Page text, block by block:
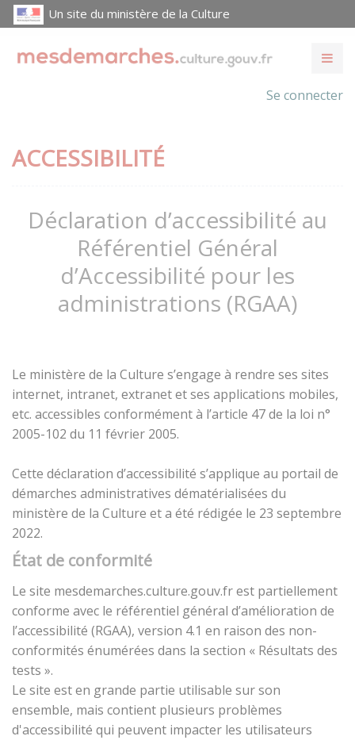
Un site du ministère de la Culture
Se connecter
ACCESSIBILITÉ
Déclaration d’accessibilité au
Référentiel Général
d’Accessibilité pour les
administrations (RGAA)
Le ministère de la Culture s’engage à rendre ses sites
internet, intranet, extranet et ses applications mobiles,
etc. accessibles conformément à l’article 47 de la loi n°
2005-102 du 11 février 2005.
Cette déclaration d’accessibilité s’applique au portail de
démarches administratives dématérialisées du
ministère de la Culture et a été rédigée le 23 septembre
2022.
État de conformité
Le site mesdemarches.culture.gouv.fr est partiellement
conforme avec le référentiel général d’amélioration de
l’accessibilité (RGAA), version 4.1 en raison des non-
conformités énumérées dans la section « Résultats des
tests ».
Le site est en grande partie utilisable sur son
ensemble, mais contient plusieurs problèmes
d'accessibilité qui peuvent impacter les utilisateurs